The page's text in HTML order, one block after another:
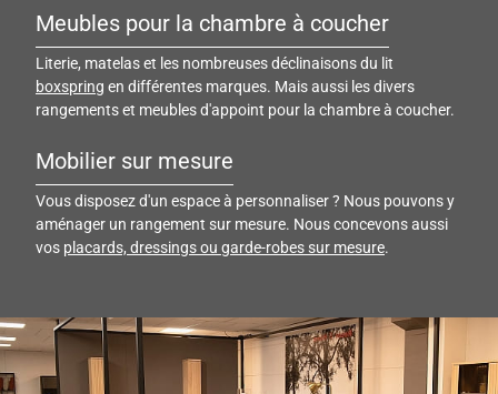
Meubles pour la chambre à coucher
Literie, matelas et les nombreuses déclinaisons du lit
boxspring en différentes marques. Mais aussi les divers
rangements et meubles d'appoint pour la chambre à coucher.
Mobilier sur mesure
Vous disposez d'un espace à personnaliser ? Nous pouvons y
aménager un rangement sur mesure. Nous concevons aussi
vos placards, dressings ou garde-robes sur mesure.